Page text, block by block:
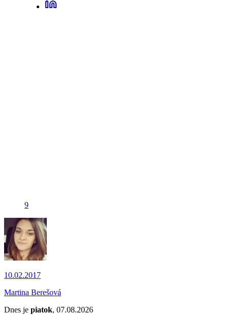
9
10.02.2017
Martina Berešová
Dnes je piatok, 07.08.2026